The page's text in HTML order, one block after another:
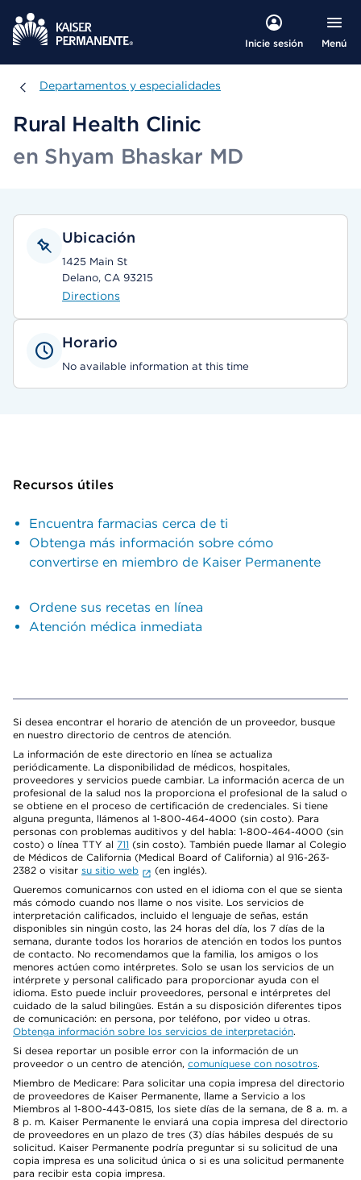
Inicie sesión Menú
Departamentos y especialidades
Departamentos y especialidades
Rural Health Clinic
en Shyam Bhaskar MD
Ubicación
1425 Main St
Delano, CA 93215
Directions
Horario
No available information at this time
Recursos útiles
Encuentra farmacias cerca de ti
Obtenga más información sobre cómo
convertirse en miembro de Kaiser Permanente
Ordene sus recetas en línea
Atención médica inmediata
Si desea encontrar el horario de atención de un proveedor, busque
en nuestro directorio de centros de atención.
La información de este directorio en línea se actualiza
periódicamente. La disponibilidad de médicos, hospitales,
proveedores y servicios puede cambiar. La información acerca de un
profesional de la salud nos la proporciona el profesional de la salud o
se obtiene en el proceso de certificación de credenciales. Si tiene
alguna pregunta, llámenos al 1-800-464-4000 (sin costo). Para
personas con problemas auditivos y del habla: 1-800-464-4000 (sin
costo) o línea TTY al 711 (sin costo). También puede llamar al Colegio
de Médicos de California (Medical Board of California) al 916-263-
2382 o visitar su sitio web
(en inglés).
Queremos comunicarnos con usted en el idioma con el que se sienta
más cómodo cuando nos llame o nos visite. Los servicios de
interpretación calificados, incluido el lenguaje de señas, están
disponibles sin ningún costo, las 24 horas del día, los 7 días de la
semana, durante todos los horarios de atención en todos los puntos
de contacto. No recomendamos que la familia, los amigos o los
menores actúen como intérpretes. Solo se usan los servicios de un
intérprete y personal calificado para proporcionar ayuda con el
idioma. Esto puede incluir proveedores, personal e intérpretes del
cuidado de la salud bilingües. Están a su disposición diferentes tipos
de comunicación: en persona, por teléfono, por video u otras.
Obtenga información sobre los servicios de interpretación.
Si desea reportar un posible error con la información de un
proveedor o un centro de atención, comuníquese con nosotros.
Miembro de Medicare: Para solicitar una copia impresa del directorio
de proveedores de Kaiser Permanente, llame a Servicio a los
Miembros al 1-800-443-0815, los siete días de la semana, de 8 a. m. a
8 p. m. Kaiser Permanente le enviará una copia impresa del directorio
de proveedores en un plazo de tres (3) días hábiles después de su
solicitud. Kaiser Permanente podría preguntar si su solicitud de una
copia impresa es una solicitud única o si es una solicitud permanente
para recibir esta copia impresa.